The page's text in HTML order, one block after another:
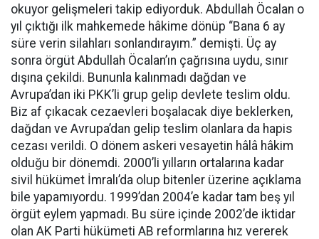
okuyor gelişmeleri takip ediyorduk. Abdullah Öcalan o
yıl çıktığı ilk mahkemede hâkime dönüp “Bana 6 ay
süre verin silahları sonlandırayım.” demişti. Üç ay
sonra örgüt Abdullah Öcalan’ın çağrısına uydu, sınır
dışına çekildi. Bununla kalınmadı dağdan ve
Avrupa’dan iki PKK’li grup gelip devlete teslim oldu.
Biz af çıkacak cezaevleri boşalacak diye beklerken,
dağdan ve Avrupa’dan gelip teslim olanlara da hapis
cezası verildi. O dönem askeri vesayetin hâlâ hâkim
olduğu bir dönemdi. 2000’li yılların ortalarına kadar
sivil hükümet İmralı’da olup bitenler üzerine açıklama
bile yapamıyordu. 1999’dan 2004’e kadar tam beş yıl
örgüt eylem yapmadı. Bu süre içinde 2002’de iktidar
olan AK Parti hükümeti AB reformlarına hız vererek